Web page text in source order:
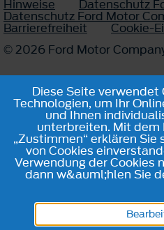
Hinweise Datenschutz
Datenschutz Ford Motor
Barrierefreiheit
Cookie-
© 2026 Ford Motor
Diese Seite verwendet
Technologien, um Ihr
und Ihnen
unterbreiten. Mit
„Zustimmen“ erklären
von Cookies
Verwendung der Cookies
dann w&auml;hlen Sie